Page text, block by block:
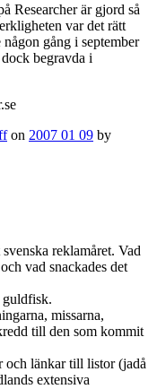
Researcher är gjord så
var det rätt
gång i september
begravda i
on 2007 01 09 by
reklamåret. Vad
vad snackades det
guldfisk.
missarna,
till den som kommit
och länkar till listor (jadå
extensiva